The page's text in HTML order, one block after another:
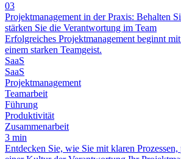
03
Projektmanagement in der Praxis: Behalten
stärken Sie die Verantwortung im Team
Erfolgreiches Projektmanagement beginnt
einem starken Teamgeist.
SaaS
SaaS
Projektmanagement
Teamarbeit
Führung
Produktivität
Zusammenarbeit
3 min
Entdecken Sie, wie Sie mit klaren Prozessen,